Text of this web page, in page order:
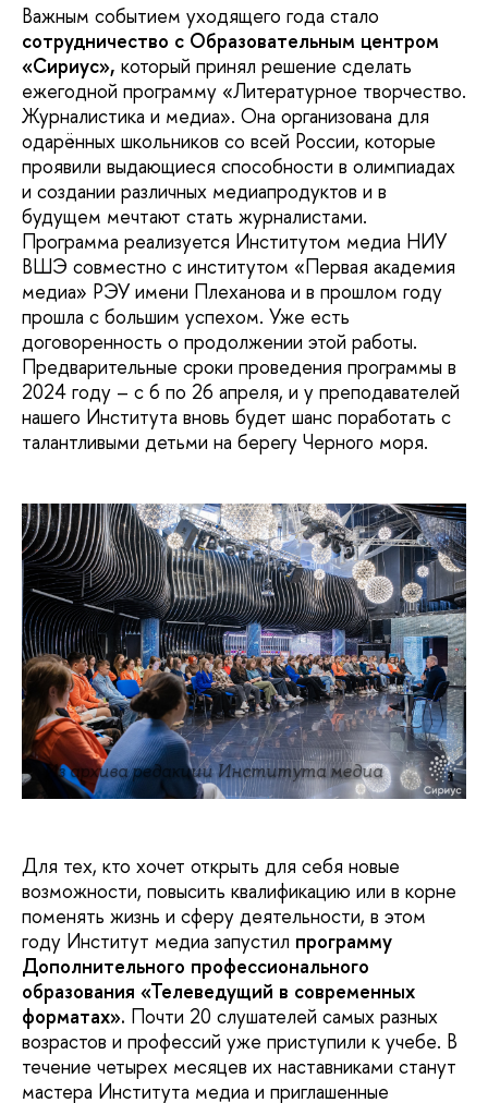
Важным событием уходящего года стало
сотрудничество с Образовательным центром
«Сириус», который принял решение сделать
ежегодной программу «Литературное творчество.
Журналистика и медиа». Она организована для
одарённых школьников со всей России, которые
проявили выдающиеся способности в олимпиадах
и создании различных медиапродуктов и в
будущем мечтают стать журналистами.
Программа реализуется Институтом медиа НИУ
ВШЭ совместно с институтом «Первая академия
медиа» РЭУ имени Плеханова и в прошлом году
прошла с большим успехом. Уже есть
договоренность о продолжении этой работы.
Предварительные сроки проведения программы в
2024 году – с 6 по 26 апреля, и у преподавателей
нашего Института вновь будет шанс поработать с
талантливыми детьми на берегу Черного моря.
Из архива редакции Института медиа
Для тех, кто хочет открыть для себя новые
возможности, повысить квалификацию или в корне
поменять жизнь и сферу деятельности, в этом
году Институт медиа запустил программу
Дополнительного профессионального
образования «Телеведущий в современных
форматах». Почти 20 слушателей самых разных
возрастов и профессий уже приступили к учебе. В
течение четырех месяцев их наставниками станут
мастера Института медиа и приглашенные